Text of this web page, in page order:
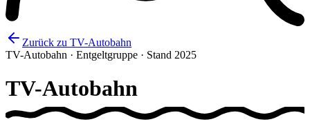
Zurück zu TV-Autobahn
TV-Autobahn · Entgeltgruppe · Stand 2025
TV-Autobahn